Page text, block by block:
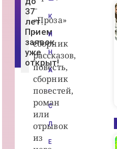
37
лет.
Прием
заявок
уже
открыт!
–
«Проза»
–
сборник
рассказов,
повесть,
сборник
повестей,
роман
или
отрывок
из
К
И
Н
А
,
С
Л
Е